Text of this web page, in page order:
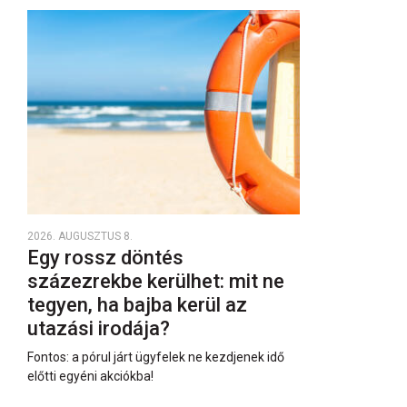
2026. AUGUSZTUS 8.
Egy rossz döntés
százezrekbe kerülhet: mit ne
tegyen, ha bajba kerül az
utazási irodája?
Fontos: a pórul járt ügyfelek ne kezdjenek idő
előtti egyéni akciókba!